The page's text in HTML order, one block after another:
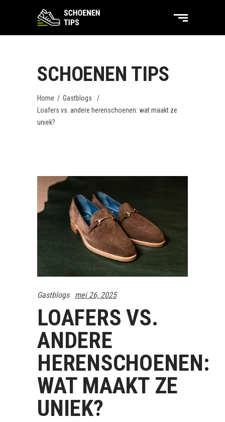
SCHOENEN TIPS
Home / Gastblogs
/
Loafers vs. andere herenschoenen: wat maakt ze
uniek?
Gastblogs mei 26, 2025
LOAFERS VS.
ANDERE
HERENSCHOENEN:
WAT MAAKT ZE
UNIEK?